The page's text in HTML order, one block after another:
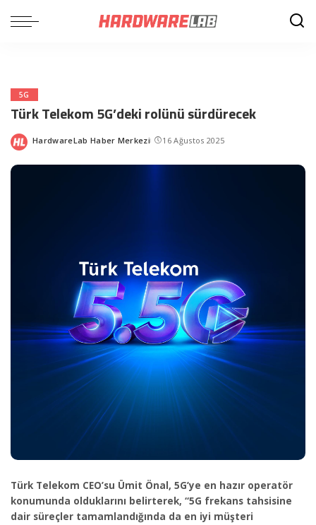
5G
Türk Telekom 5G’deki rolünü sürdürecek
Posted
HardwareLab Haber Merkezi 16 Ağustos 2025
Türk Telekom CEO’su Ümit Önal, 5G’ye en hazır operatör
konumunda olduklarını belirterek, “5G frekans tahsisine
dair süreçler tamamlandığında da en iyi müşteri